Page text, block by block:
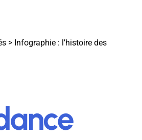
> Infographie : l’histoire des